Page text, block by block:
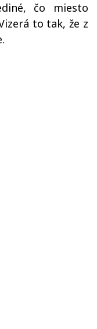
čo miesto
to tak, že z